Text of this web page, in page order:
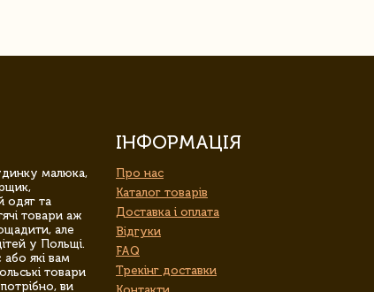
малюка,
одяг та
товари аж
але
у Польщі.
які вам
товари
ви
ІНФОРМАЦІЯ
Про нас
Каталог товарів
Доставка і оплата
Відгуки
FAQ
Трекінг доставки